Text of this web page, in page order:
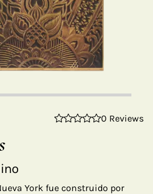
0 Reviews
York fue construido por